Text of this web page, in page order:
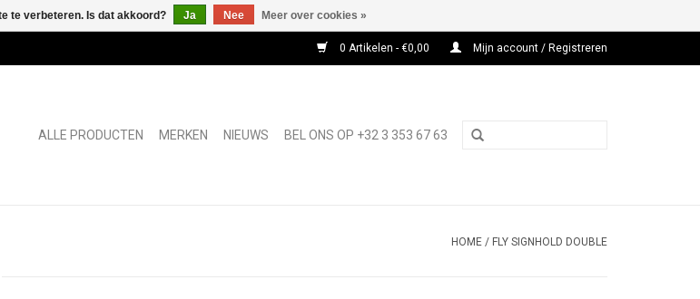
0 Artikelen - €0,00 Mijn account / Registreren
ALLE PRODUCTEN MERKEN NIEUWS BEL ONS OP +32 3 353 67 63
HOME / FLY SIGNHOLD DOUBLE
te verbeteren. Is dat akkoord? Ja Nee Meer over cookies »